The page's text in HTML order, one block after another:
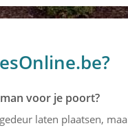
voor je poort?
laten plaatsen,